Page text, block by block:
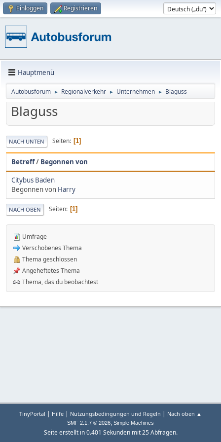
Einloggen Registrieren
Hauptmenü
Autobusforum ► Regionalverkehr ► Unternehmen ► Blaguss
Blaguss
NACH UNTEN Seiten 1
Betreff/ Begonnen von
Citybus Baden
Begonnen von Harry
NACH OBEN Seiten 1
Umfrage
Verschobenes Thema
Thema geschlossen
Angeheftetes Thema
Thema, das du beobachtest
TinyPortal | Hilfe | Nutzungsbedingungen und Regeln | Nach oben ▲
SMF 2.1.7 © 2026, Simple Machines
Seite erstellt in 0.401 Sekunden mit 25 Abfragen.